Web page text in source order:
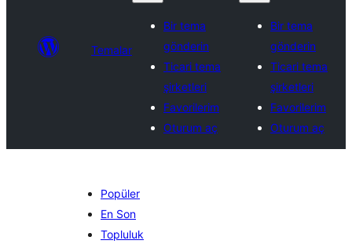
Temalar
Bir tema
gönderin
Ticari tema
şirketleri
Favorilerim
Oturum aç
Bir tema
gönderin
Ticari tema
şirketleri
Favorilerim
Oturum aç
Popüler
En Son
Topluluk